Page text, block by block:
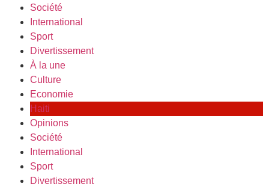
Société
International
Sport
Divertissement
À la une
Culture
Economie
Haiti
Opinions
Société
International
Sport
Divertissement